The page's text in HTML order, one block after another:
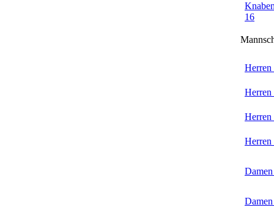
16
Herren
Herren
Herren
Herren